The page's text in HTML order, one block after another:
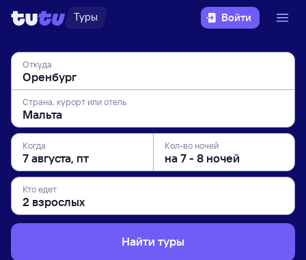
Туры Войти
Откуда
Страна, курорт или отель
Когда Кол-во ночей
Кто едет
Найти туры